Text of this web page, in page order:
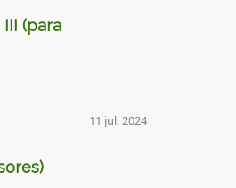
(para
11 jul. 2024